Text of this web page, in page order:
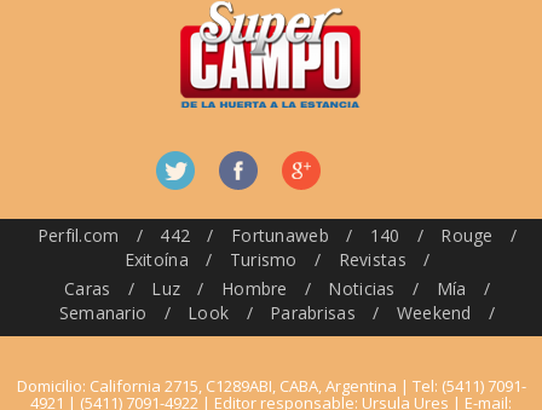
Perfil.com / 442 / Fortunaweb / 140 / Rouge
/
Exitoína
/ Turismo / Revistas
/
Caras
/ Luz / Hombre / Noticias / Mía
/
Semanario
/ Look / Parabrisas / Weekend /
Domicilio: California 2715, C1289ABI, CABA, Argentina | Tel: (5411) 7091-
4921 | (5411) 7091-4922 | Editor responsable: Ursula Ures | E-mail: